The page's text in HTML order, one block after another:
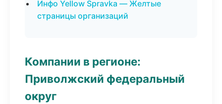
Инфо Yellow Spravka — Желтые
страницы организаций
Компании в регионе:
Приволжский федеральный
округ